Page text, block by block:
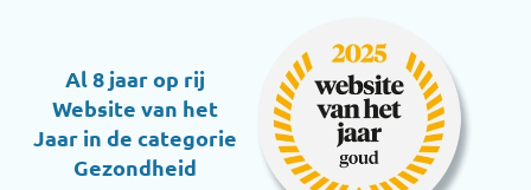
Al 8 jaar op rij
Website van het
Jaar in de categorie
Gezondheid